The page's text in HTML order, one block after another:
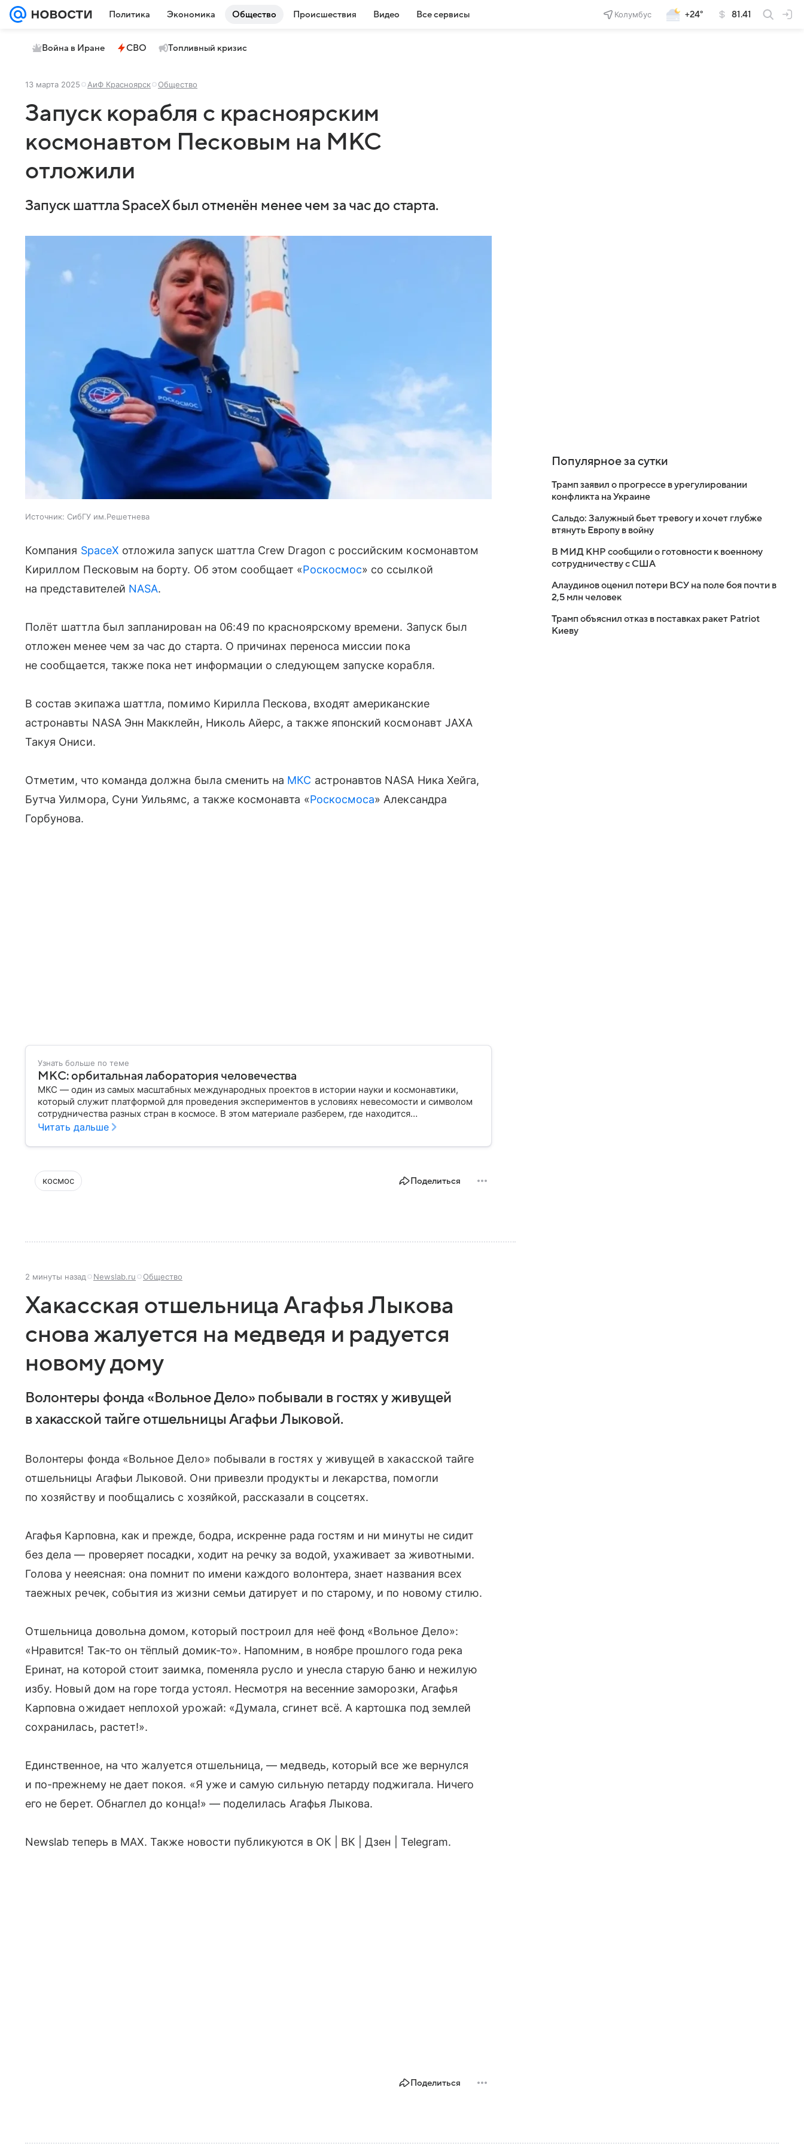
Политика Экономика Общество Происшествия Видео Все сервисы Колумбус +24° 81.41
Война в Иране СВО Топливный кризис
13 марта 2025 АиФ Красноярск Общество
Запуск корабля с красноярским
космонавтом Песковым на МКС
отложили
Запуск шаттла SpaceX был отменён менее чем за час до старта.
Источник: СибГУ им.Решетнева
Компания SpaceX отложила запуск шаттла Crew Dragon с российским космонавтом
Кириллом Песковым на борту. Об этом сообщает «Роскосмос» со ссылкой
на представителей NASA.
Полёт шаттла был запланирован на 06:49 по красноярскому времени. Запуск был
отложен менее чем за час до старта. О причинах переноса миссии пока
не сообщается, также пока нет информации о следующем запуске корабля.
В состав экипажа шаттла, помимо Кирилла Пескова, входят американские
астронавты NASA Энн Макклейн, Николь Айерс, а также японский космонавт JAXA
Такуя Ониси.
Отметим, что команда должна была сменить на МКС астронавтов NASA Ника Хейга,
Бутча Уилмора, Суни Уильямс, а также космонавта «Роскосмоса» Александра
Горбунова.
Узнать больше по теме
МКС: орбитальная лаборатория человечества
МКС — один из самых масштабных международных проектов в истории науки и космонавтики,
который служит платформой для проведения экспериментов в условиях невесомости и символом
сотрудничества разных стран в космосе. В этом материале разберем, где находится
Международная космическая станция, как она устроена, кому принадлежит и какое значение
Читать дальше
космос Поделиться
2 минуты назад Newslab.ru Общество
Хакасская отшельница Агафья Лыкова
снова жалуется на медведя и радуется
новому дому
Волонтеры фонда «Вольное Дело» побывали в гостях у живущей
в хакасской тайге отшельницы Агафьи Лыковой.
Волонтеры фонда «Вольное Дело» побывали в гостях у живущей в хакасской тайге
отшельницы Агафьи Лыковой. Они привезли продукты и лекарства, помогли
по хозяйству и пообщались с хозяйкой, рассказали в соцсетях.
Агафья Карповна, как и прежде, бодра, искренне рада гостям и ни минуты не сидит
без дела — проверяет посадки, ходит на речку за водой, ухаживает за животными.
Голова у нееясная: она помнит по имени каждого волонтера, знает названия всех
таежных речек, события из жизни семьи датирует и по старому, и по новому стилю.
Отшельница довольна домом, который построил для неё фонд «Вольное Дело»:
«Нравится! Так-то он тёплый домик-то». Напомним, в ноябре прошлого года река
Еринат, на которой стоит заимка, поменяла русло и унесла старую баню и нежилую
избу. Новый дом на горе тогда устоял. Несмотря на весенние заморозки, Агафья
Карповна ожидает неплохой урожай: «Думала, сгинет всё. А картошка под землей
сохранилась, растет!».
Единственное, на что жалуется отшельница, — медведь, который все же вернулся
и по-прежнему не дает покоя. «Я уже и самую сильную петарду поджигала. Ничего
его не берет. Обнаглел до конца!» — поделилась Агафья Лыкова.
Newslab теперь в МАХ. Также новости публикуются в ОК | ВК | Дзен | Telegram.
Поделиться
Популярное за сутки
Трамп заявил о прогрессе в урегулировании
конфликта на Украине
Сальдо: Залужный бьет тревогу и хочет глубже
втянуть Европу в войну
В МИД КНР сообщили о готовности к военному
сотрудничеству с США
Алаудинов оценил потери ВСУ на поле боя почти в
2,5 млн человек
Трамп объяснил отказ в поставках ракет Patriot
Киеву